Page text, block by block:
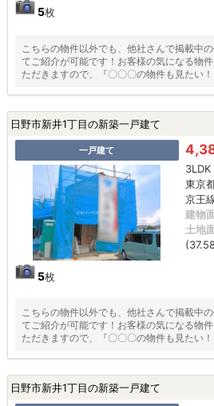
5枚
こちらの物件以外でも、他社さんで掲載中
てご紹介が可能です！お客様の気になる物
ただきますので、『〇〇〇の物件も見たい
日野市新井1丁目の新築一戸建て
一戸建て
5枚
東京
京王
建物
土地
こちらの物件以外でも、他社さんで掲載中
てご紹介が可能です！お客様の気になる物
ただきますので、『〇〇〇の物件も見たい
日野市新井1丁目の新築一戸建て